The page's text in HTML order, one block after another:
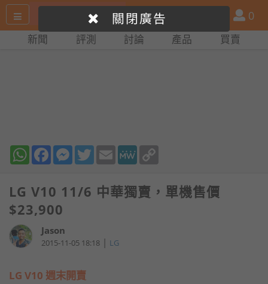
尋
產
品
比
會
員
0
新聞 評測 討論 產品 買賣
WhatsAppFacebookMessenger
TwitterEmail MeWe
LG V10 11/6 中華獨賣，單機售價
$23,900
Jason
2015-11-05 18:18 | LG
LG V10 週末開賣
關閉廣告